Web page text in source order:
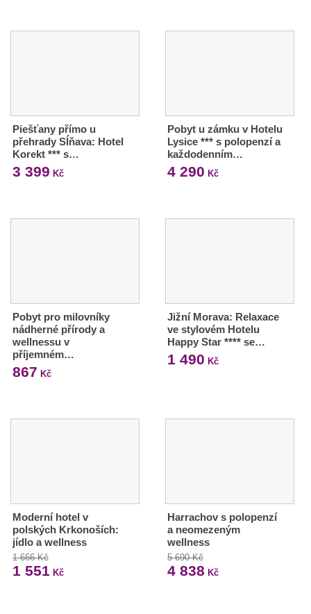
Piešťany přímo u
přehrady Sĺňava: Hotel
Korekt *** s…
3 399 Kč
Pobyt u zámku v Hotelu
Lysice *** s polopenzí a
každodenním…
4 290 Kč
Pobyt pro milovníky
nádherné přírody a
wellnessu v
příjemném…
867 Kč
Jižní Morava: Relaxace
ve stylovém Hotelu
Happy Star **** se…
1 490 Kč
Moderní hotel v
polských Krkonoších:
jídlo a wellness
1 666 Kč
1 551 Kč
Harrachov s polopenzí
a neomezeným
wellness
5 690 Kč
4 838 Kč